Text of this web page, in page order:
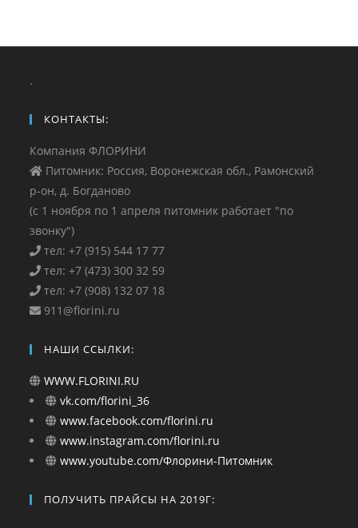
.
КОНТАКТЫ:
Компания ФЛОРИНИ
Питомник: Россия, Воронежская обл., Рамонский
р-он, д. Богданово
(с 1 ноября по 1 апреля питомник работает "по
звонку")
тел: +7 (915) 544 17 77
тел: +7 (473) 300 32 59
тел: +7 (908) 132 07 18
911@florini.ru
НАШИ ССЫЛКИ:
WWW.FLORINI.RU
vk.com/florini_36
www.facebook.com/florini.ru
www.instagram.com/florini.ru
www.youtube.com/Флорини-Питомник
ПОЛУЧИТЬ ПРАЙСЫ НА 2019Г: